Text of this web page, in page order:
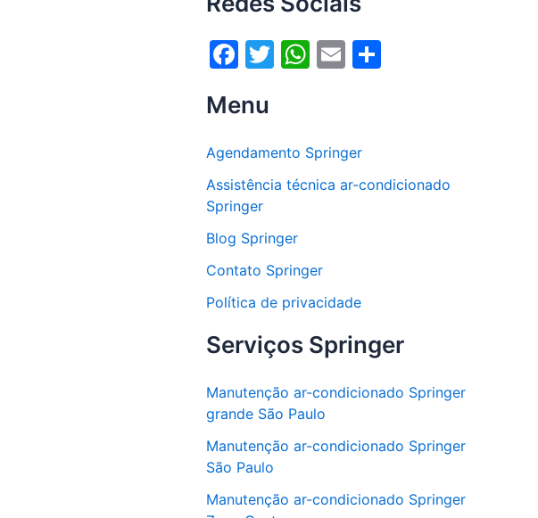
F
c
e
b
o
o
k
T
er
W
s
A
p
E
Menu
Agendamento Springer
Assistência técnica ar-condicionado
Springer
Blog Springer
Contato Springer
Política de privacidade
Serviços Springer
Manutenção ar-condicionado Springer
grande São Paulo
Manutenção ar-condicionado Springer
São Paulo
Manutenção ar-condicionado Springer